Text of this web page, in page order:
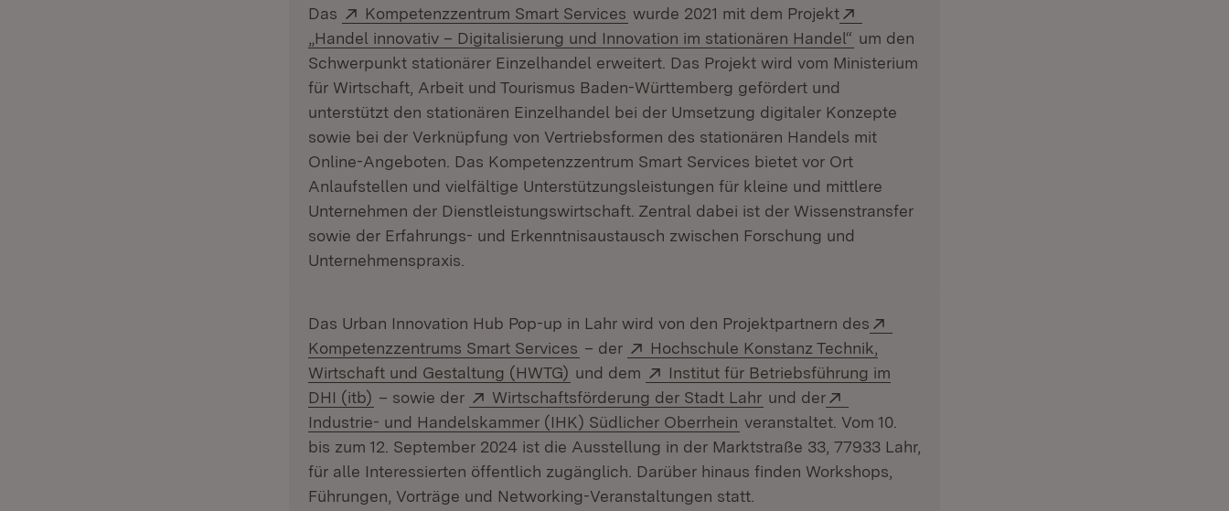
Das Extern:
Kompetenzzentrum Smart Services (Öffnet in neuem Fenster)
wurde 2021 mit dem Projekt
„Handel innovativ – Digitalisierung und Innovation im stationären Handel“ (Öffnet in neuem Fenster)
um den
Schwerpunkt stationärer Einzelhandel erweitert. Das Projekt wird vom Ministerium
für Wirtschaft, Arbeit und Tourismus Baden-Württemberg gefördert und
unterstützt den stationären Einzelhandel bei der Umsetzung digitaler Konzepte
sowie bei der Verknüpfung von Vertriebsformen des stationären Handels mit
Online-Angeboten. Das Kompetenzzentrum Smart Services bietet vor Ort
Anlaufstellen und vielfältige Unterstützungsleistungen für kleine und mittlere
Unternehmen der Dienstleistungswirtschaft. Zentral dabei ist der Wissenstransfer
sowie der Erfahrungs- und Erkenntnisaustausch zwischen Forschung und
Unternehmenspraxis.
Das Urban Innovation Hub Pop-up in Lahr wird von den Projektpartnern des
Kompetenzzentrums Smart Services (Öffnet in neuem Fenster)
–­ der Extern:
Hochschule Konstanz Technik,
Wirtschaft und Gestaltung (HWTG) (Öffnet in neuem Fenster)
und dem Extern:
Institut für Betriebsführung im
DHI (itb) (Öffnet in neuem Fenster)
– sowie der Extern:
Wirtschaftsförderung der Stadt Lahr (Öffnet in neuem Fenster)
und der
Industrie- und Handelskammer (IHK) Südlicher Oberrhein (Öffnet in neuem Fenster)
veranstaltet. Vom 10.
bis zum 12. September 2024 ist die Ausstellung in der Marktstraße 33, 77933 Lahr,
für alle Interessierten öffentlich zugänglich. Darüber hinaus finden Workshops,
Führungen, Vorträge und Networking-Veranstaltungen statt.